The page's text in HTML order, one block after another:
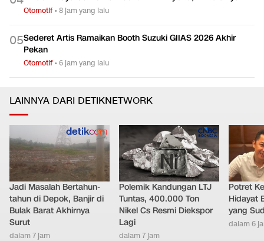
Otomotif•8 jam yang lalu
05Sederet Artis Ramaikan Booth Suzuki GIIAS 2026 Akhir
Pekan
Otomotif•6 jam yang lalu
LAINNYA DARI DETIKNETWORK
Jadi Masalah Bertahun-
tahun di Depok, Banjir di
Bulak Barat Akhirnya
Surut
dalam 7 jam
Polemik Kandungan LTJ
Tuntas, 400.000 Ton
Nikel Cs Resmi Diekspor
Lagi
dalam 7 jam
Potret
Hidayat
yang
dalam 6